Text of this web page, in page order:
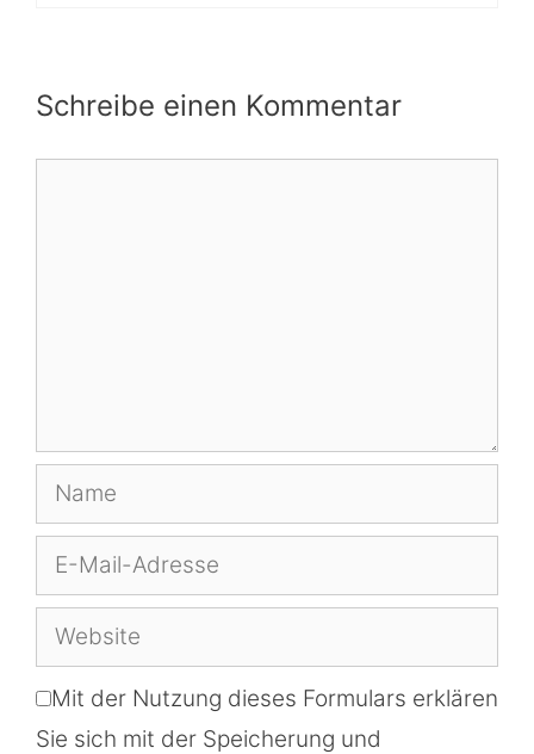
Schreibe einen Kommentar
Name
E-
Mail-
Adresse
Website
Mit der Nutzung dieses Formulars erklären
Sie sich mit der Speicherung und